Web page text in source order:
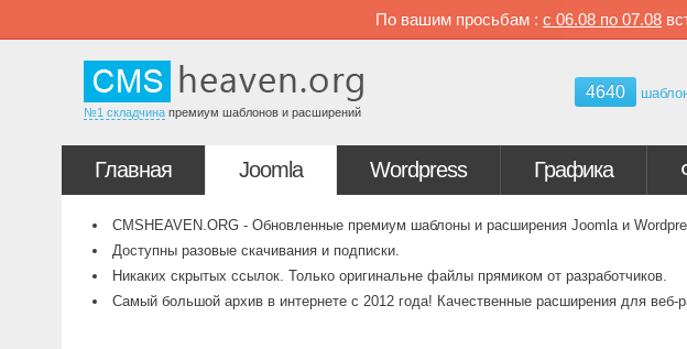
По вашим просьбам : с 06.08 по 07.08
№1 складчина премиум шаблонов и расширений
4640
Главная Joomla Wordpress Графика
CMSHEAVEN.ORG - Обновленные премиум шаблоны и расширения Joomla и
Доступны разовые скачивания и подписки.
Никаких скрытых ссылок. Только оригинальне файлы прямиком от разработчиков.
Самый большой архив в интернете с 2012 года! Качественные расширения для веб-